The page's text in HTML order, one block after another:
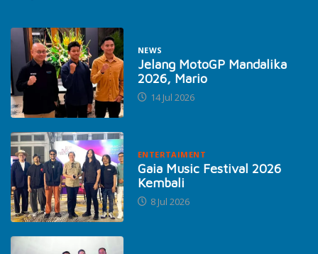
NEWS
Jelang MotoGP Mandalika
2026, Mario
14 Jul 2026
ENTERTAIMENT
Gaia Music Festival 2026
Kembali
8 Jul 2026